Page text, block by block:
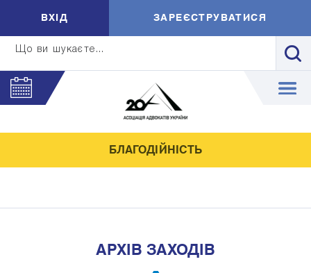
Що ви шукаєте...
ВXIД ЗАРЕЄСТРУВАТИСЯ
БЛАГОДІЙНІСТЬ
АРХІВ ЗАХОДІВ